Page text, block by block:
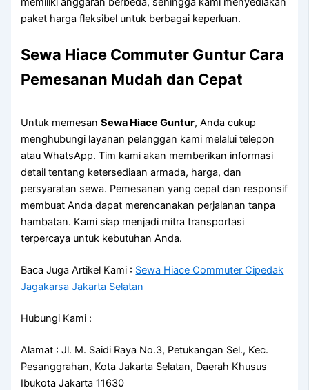
paket harga fleksibel untuk berbagai keperluan.
Sewa Hiace Commuter Guntur Cara
Pemesanan Mudah dan Cepat
Untuk memesanSewa Hiace Guntur, Anda cukup
menghubungi layanan pelanggan kami melalui telepon
atau WhatsApp. Tim kami akan memberikan informasi
detail tentang ketersediaan armada, harga, dan
persyaratan sewa. Pemesanan yang cepat dan responsif
membuat Anda dapat merencanakan perjalanan tanpa
hambatan. Kami siap menjadi mitra transportasi
terpercaya untuk kebutuhan Anda.
Baca Juga Artikel Kami : Sewa Hiace Commuter Cipedak
Jagakarsa Jakarta Selatan
Hubungi Kami :
Alamat : Jl. M. Saidi Raya No.3, Petukangan Sel., Kec.
Pesanggrahan, Kota Jakarta Selatan, Daerah Khusus
Ibukota Jakarta 11630